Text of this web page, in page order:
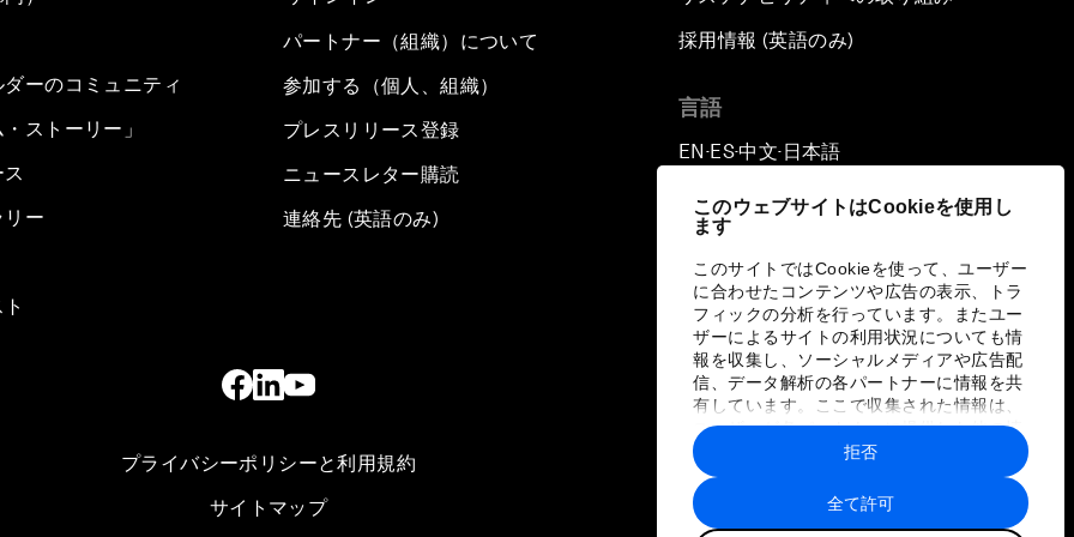
このウェブサイトはCookieを使用し
ます
このサイトではCookieを使って、ユーザー
に合わせたコンテンツや広告の表示、トラ
フィックの分析を行っています。またユー
ザーによるサイトの利用状況についても情
報を収集し、ソーシャルメディアや広告配
信、データ解析の各パートナーに情報を共
有しています。ここで収集された情報は、
ユーザーが各パートナーに提供した他の情
報や各パートナーのサービスを使用した際
に収集された情報と組み合わされ、各パー
トナーによって使用されることがありま
す。
全て許可
拒否
ーのコミュニティ
ストーリー」
ー
パートナー（組織）について
参加する（個人、組織）
プレスリリース登録
ニュースレター購読
連絡先 (英語のみ)
採用情報 (英語のみ)
言語
EN ▪ ES▪中文▪ 日本語
プライバシーポリシーと利用規約
サイトマップ